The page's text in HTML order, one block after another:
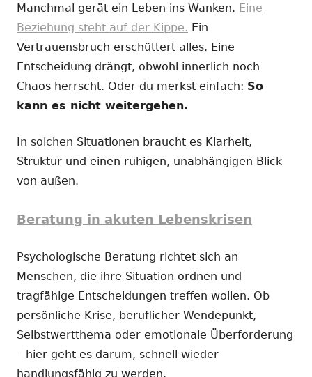
Manchmal gerät ein Leben ins Wanken. Eine
Beziehung steht auf der Kippe. Ein
Vertrauensbruch erschüttert alles. Eine
Entscheidung drängt, obwohl innerlich noch
Chaos herrscht. Oder du merkst einfach: So
kann es nicht weitergehen.
In solchen Situationen braucht es Klarheit,
Struktur und einen ruhigen, unabhängigen Blick
von außen.
Beratung in akuten Lebenskrisen
Psychologische Beratung richtet sich an
Menschen, die ihre Situation ordnen und
tragfähige Entscheidungen treffen wollen. Ob
persönliche Krise, beruflicher Wendepunkt,
Selbstwertthema oder emotionale Überforderung
– hier geht es darum, schnell wieder
handlungsfähig zu werden.